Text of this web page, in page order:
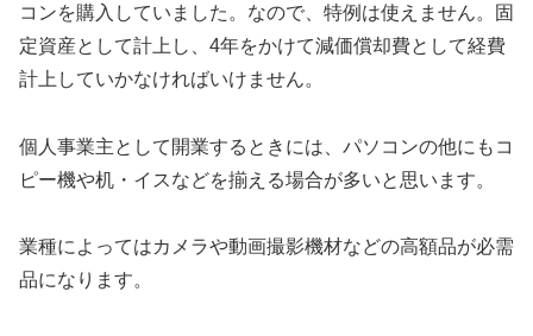
コンを購入していました。なので、特例は使えません。固
定資産として計上し、4年をかけて減価償却費として経費
計上していかなければいけません。
個人事業主として開業するときには、パソコンの他にもコ
ピー機や机・イスなどを揃える場合が多いと思います。
業種によってはカメラや動画撮影機材などの高額品が必需
品になります。